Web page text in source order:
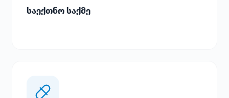
საექთნო საქმე